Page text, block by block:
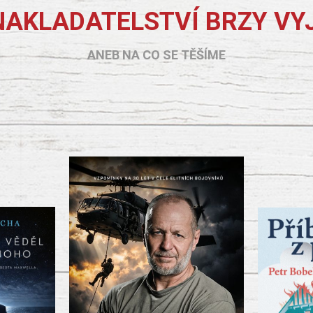
BRZY
ANEB NA CO SE TĚŠÍME